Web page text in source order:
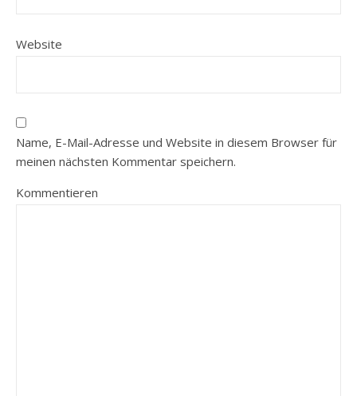
Website
Name, E-Mail-Adresse und Website in diesem Browser für
meinen nächsten Kommentar speichern.
Kommentieren